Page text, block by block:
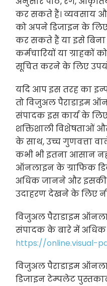
कर सकते हैं। व्यवसाय
को अपने डिजाइन के
कर सकते हैं या इसे
कर्मचारियों या
सूचित करने के लिए
यदि आप इस तरह का
तो विजुअल पैराडाइम
संपादक इस कार्य के
शक्तिशाली विशेषताओं
के साथ, उच्च गुणवत्ता
कभी भी इतना आसान
ऑनलाइन के ग्राफिक
अधिक जानने और
उदाहरण देखने के लिए
विजुअल पैराडाइम
संपादक के बारे में अधिक
https://online.visual-
विजुअल पैराडाइम
डिजाइन टेम्पलेट